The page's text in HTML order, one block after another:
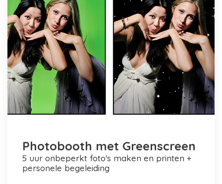
Photobooth met Greenscreen
5 uur onbeperkt foto's maken en printen +
personele begeleiding